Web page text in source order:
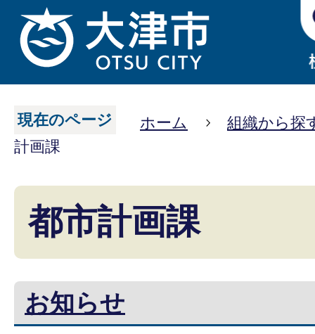
現在のページ ホーム
組織から探
計画課
都市計画課
お知らせ